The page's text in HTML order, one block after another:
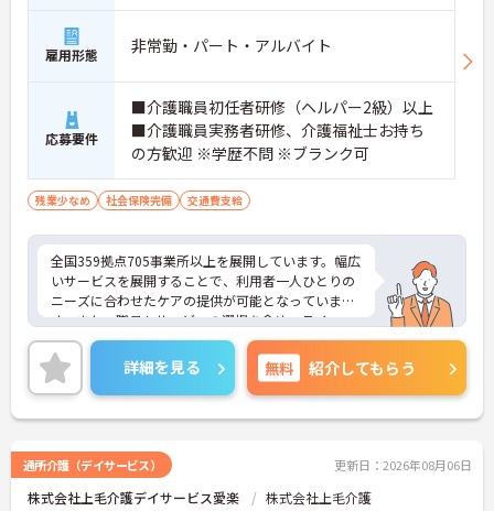
雇用形態 非常勤・パート・アルバイト
応募要件
■介護職員初任者研修（ヘルパー2級）以上
■介護職員実務者研修、介護福祉士お持ち
の方歓迎 ※学歴不問 ※ブランク可
残業少なめ 社会保険完備 交通費支給
全国359拠点705事業所以上を展開しています。幅広
いサービスを展開することで、利用者一人ひとりの
ニーズに合わせたケアの提供が可能となっていま
す。また、職員もサービスの選択を含め、ライフス
タイルに合わせた働き方の選択肢が多くあります。
入社時研修はもちろん、サービス・職種ごとに研修
カリキュラムが整っており学び成長できる環境で
す。
ご興味のある方は面接対策ポイントなどお話致しま
詳細を見る 無料 紹介してもらう
通所介護（デイサービス） 更新日：2026年08月06日
株式会社上毛介護デイサービス愛楽 株式会社上毛介護